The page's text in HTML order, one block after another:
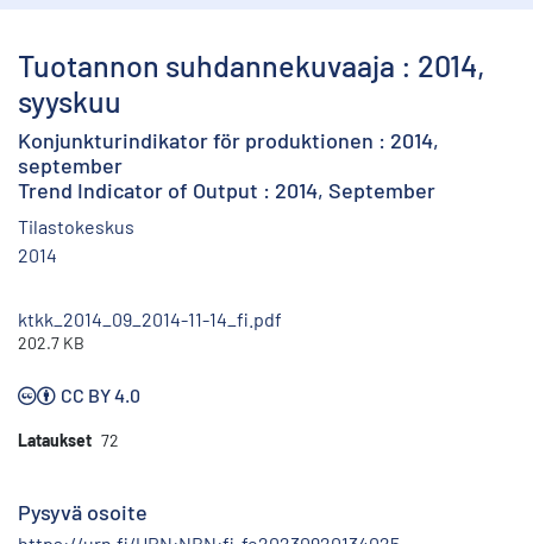
Tuotannon suhdannekuvaaja : 2014,
syyskuu
Konjunkturindikator för produktionen : 2014,
september
Trend Indicator of Output : 2014, September
Tilastokeskus
2014
ktkk_2014_09_2014-11-14_fi.pdf
202.7 KB
CC BY 4.0
Lataukset 72
Pysyvä osoite